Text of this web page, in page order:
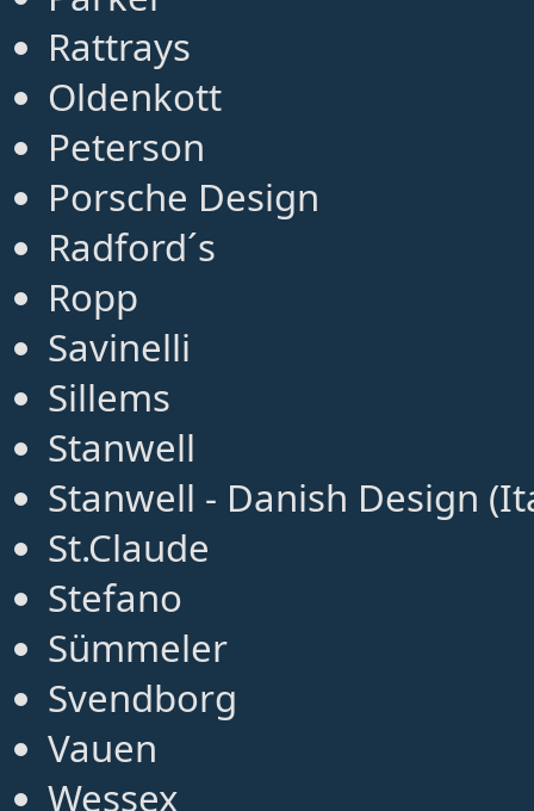
Rattrays
Oldenkott
Peterson
Porsche Design
Radford´s
Ropp
Savinelli
Sillems
Stanwell
Stanwell - Danish Design
St.Claude
Stefano
Sümmeler
Svendborg
Vauen
Wessex